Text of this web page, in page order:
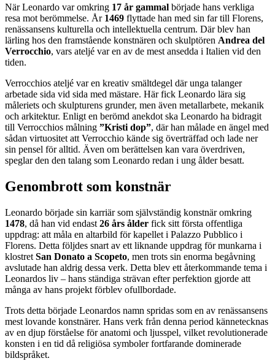
När Leonardo var omkring 17 år gammal började hans verkliga
resa mot berömmelse. År 1469 flyttade han med sin far till Florens,
renässansens kulturella och intellektuella centrum. Där blev han
lärling hos den framstående konstnären och skulptören Andrea del
Verrocchio, vars ateljé var en av de mest ansedda i Italien vid den
tiden.
Verrocchios ateljé var en kreativ smältdegel där unga talanger
arbetade sida vid sida med mästare. Här fick Leonardo lära sig
måleriets och skulpturens grunder, men även metallarbete, mekanik
och arkitektur. Enligt en berömd anekdot ska Leonardo ha bidragit
till Verrocchios målning ”Kristi dop”, där han målade en ängel med
sådan virtuositet att Verrocchio kände sig överträffad och lade ner
sin pensel för alltid. Även om berättelsen kan vara överdriven,
speglar den den talang som Leonardo redan i ung ålder besatt.
Genombrott som konstnär
Leonardo började sin karriär som självständig konstnär omkring
1478, då han vid endast 26 års ålder fick sitt första offentliga
uppdrag: att måla en altarbild för kapellet i Palazzo Pubblico i
Florens. Detta följdes snart av ett liknande uppdrag för munkarna i
klostret San Donato a Scopeto, men trots sin enorma begåvning
avslutade han aldrig dessa verk. Detta blev ett återkommande tema i
Leonardos liv – hans ständiga strävan efter perfektion gjorde att
många av hans projekt förblev ofullbordade.
Trots detta började Leonardos namn spridas som en av renässansens
mest lovande konstnärer. Hans verk från denna period kännetecknas
av en djup förståelse för anatomi och ljusspel, vilket revolutionerade
konsten i en tid då religiösa symboler fortfarande dominerade
bildspråket.